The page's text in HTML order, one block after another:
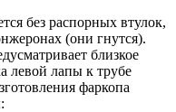
без распорных втулок,
(они гнутся).
близкое
левой лапы к трубе
фаркопа